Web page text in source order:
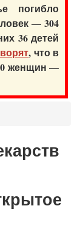
погибло
— 304
36 детей
, что в
женщин —